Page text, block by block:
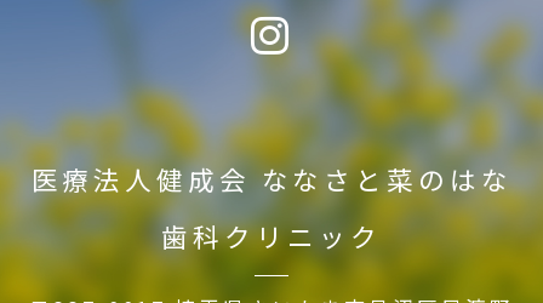
医療法人健成会ななさと菜のはな
歯科クリニック